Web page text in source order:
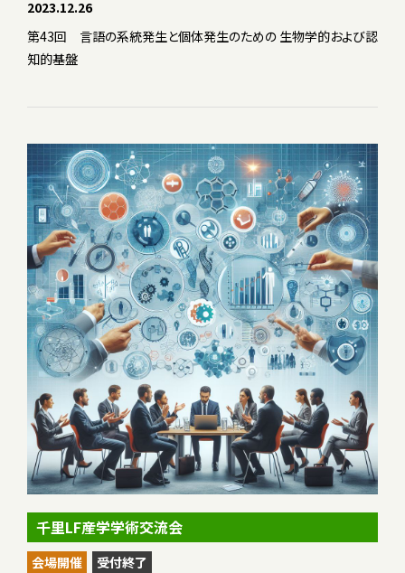
2023.12.26
第43回 言語の系統発生と個体発生のための 生物学的および認
知的基盤
千里LF産学学術交流会
会場開催
受付終了